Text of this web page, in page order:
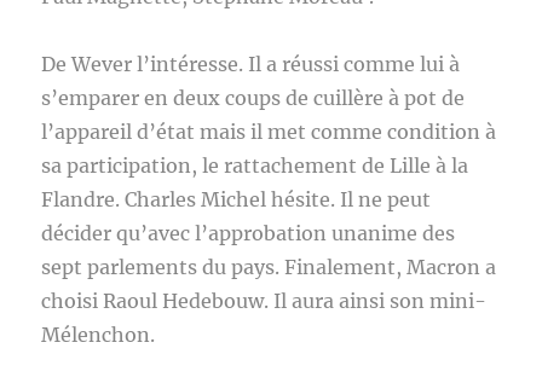
De Wever l’intéresse. Il a réussi comme lui à
s’emparer en deux coups de cuillère à pot de
l’appareil d’état mais il met comme condition à
sa participation, le rattachement de Lille à la
Flandre. Charles Michel hésite. Il ne peut
décider qu’avec l’approbation unanime des
sept parlements du pays. Finalement, Macron a
choisi Raoul Hedebouw. Il aura ainsi son mini-
Mélenchon.